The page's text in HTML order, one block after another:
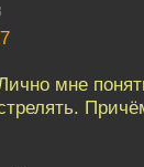
мне